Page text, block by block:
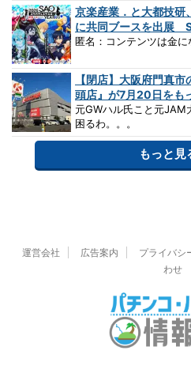
京楽産業．と大都技研
に共同ブースを出展
匿名：コンテンツは金
【閉店】大阪府門真
頭店』が7月20日をも
元GWハル氏こと元
困るわ。。。
もっと見
運営会社 広告案内 プライバシ
わせ